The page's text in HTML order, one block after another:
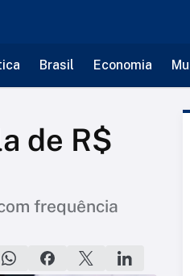
Brasil Economia
de R$
frequência